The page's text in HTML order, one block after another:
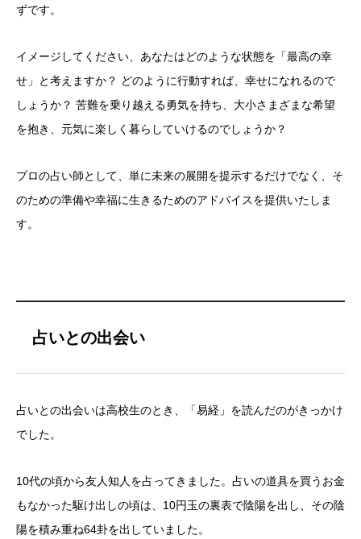
ずです。
イメージしてください、あなたはどのような状態を「最高の幸
せ」と考えますか？ どのように行動すれば、幸せになれるので
しょうか？ 苦難を乗り越える勇気を持ち、大小さまざまな希望
を抱き、元気に楽しく暮らしていけるのでしょうか？
プロの占い師として、単に未来の展開を提示するだけでなく、そ
のための準備や幸福に生きるためのアドバイスを提供いたしま
す。
占いとの出会い
占いとの出会いは高校生のとき、「易経」を読んだのがきっかけ
でした。
10代の頃から友人知人を占ってきました。占いの道具を買うお金
もなかった駆け出しの頃は、10円玉の裏表で陰陽を出し、その陰
陽を積み重ね64卦を出していました。